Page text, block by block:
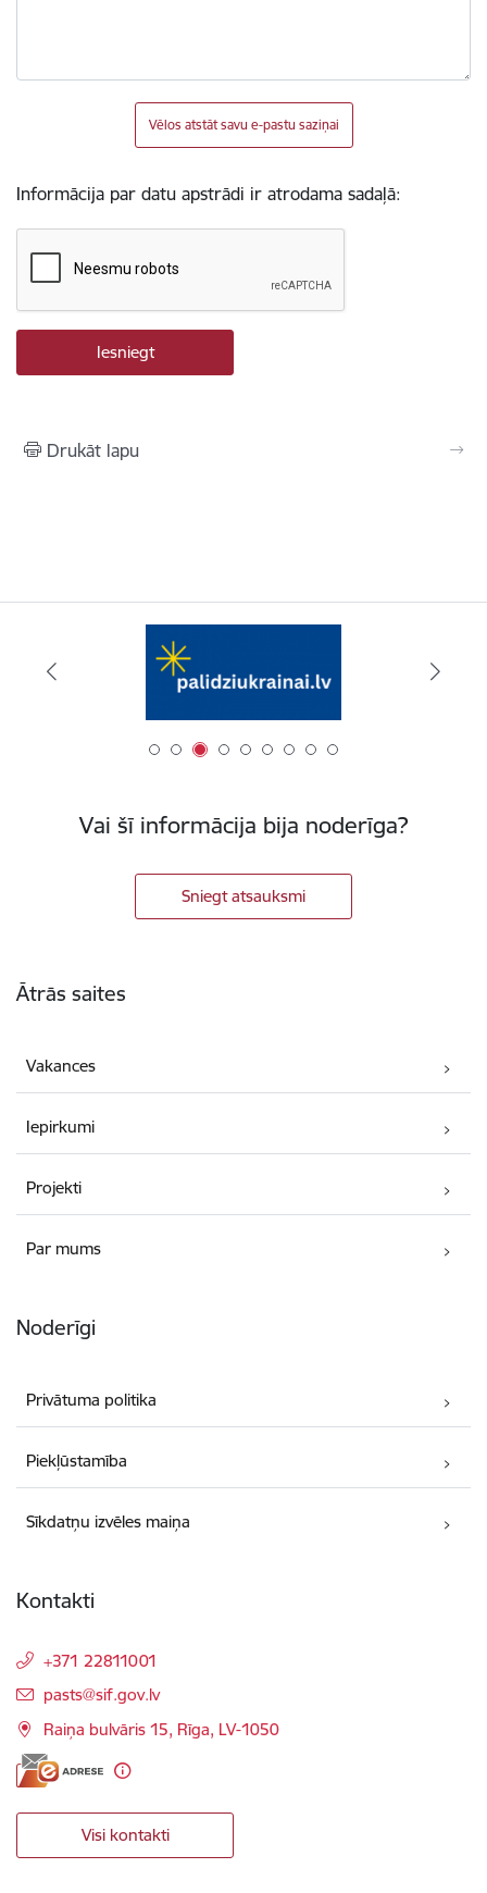
Vēlos atstāt savu e-pastu saziņai
Informācija par datu apstrādi ir atrodama sadaļā:
Drukāt lapu
Vai šī informācija bija noderīga?
Sniegt atsauksmi
Ātrās saites
Vakances
Iepirkumi
Projekti
Par mums
Noderīgi
Privātuma politika
Piekļūstamība
Sīkdatņu izvēles maiņa
Kontakti
+371 22811001
E-pasts:
pasts@sif.gov.lv
Raiņa bulvāris 15, Rīga, LV-1050
Visi kontakti